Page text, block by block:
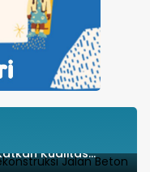
Jalan
Kualitas